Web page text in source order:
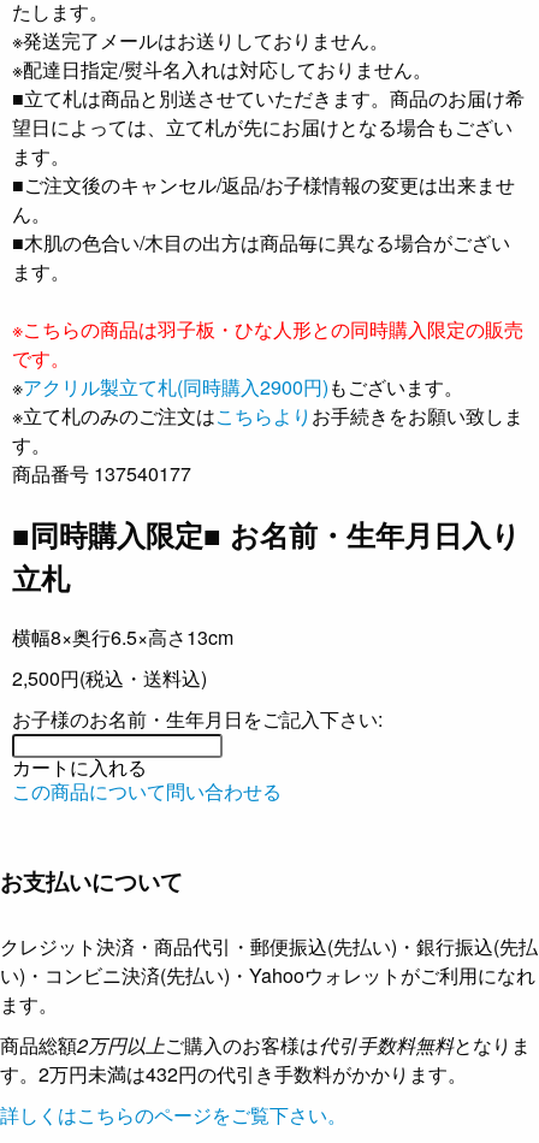
たします。
※発送完了メールはお送りしておりません。
※配達日指定/熨斗名入れは対応しておりません。
■立て札は商品と別送させていただきます。商品のお届け希
望日によっては、立て札が先にお届けとなる場合もござい
ます。
■ご注文後のキャンセル/返品/お子様情報の変更は出来ませ
ん。
■木肌の色合い/木目の出方は商品毎に異なる場合がござい
ます。
※こちらの商品は羽子板・ひな人形との同時購入限定の販売
です。
※アクリル製立て札(同時購入2900円)もございます。
※立て札のみのご注文はこちらより お手続きをお願い致しま
す。
商品番号 137540177
■同時購入限定■ お名前・生年月日入り
立札
横幅8×奥行6.5×高さ13cm
2,500円(税込・送料込)
お子様のお名前・生年月日をご記入下さい:
カートに入れる
この商品について問い合わせる
お支払いについて
クレジット決済・商品代引・郵便振込(先払い)・銀行振込(先払
い)・コンビニ決済(先払い)・Yahooウォレットがご利用になれ
ます。
商品総額2万円以上ご購入のお客様は代引手数料無料となりま
す。2万円未満は432円の代引き手数料がかかります。
詳しくはこちらのページをご覧下さい。